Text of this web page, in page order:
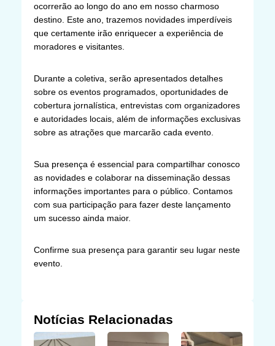
ocorrerão ao longo do ano em nosso charmoso
destino. Este ano, trazemos novidades imperdíveis
que certamente irão enriquecer a experiência de
moradores e visitantes.
Durante a coletiva, serão apresentados detalhes
sobre os eventos programados, oportunidades de
cobertura jornalística, entrevistas com organizadores
e autoridades locais, além de informações exclusivas
sobre as atrações que marcarão cada evento.
Sua presença é essencial para compartilhar conosco
as novidades e colaborar na disseminação dessas
informações importantes para o público. Contamos
com sua participação para fazer deste lançamento
um sucesso ainda maior.
Confirme sua presença para garantir seu lugar neste
evento.
Notícias Relacionadas